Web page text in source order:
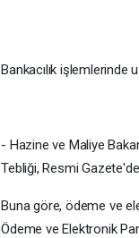
Bankacılık işlemlerinde
- Hazine ve Maliye
Tebliği, Resmi
Buna göre, ödeme ve
Ödeme ve Elektronik